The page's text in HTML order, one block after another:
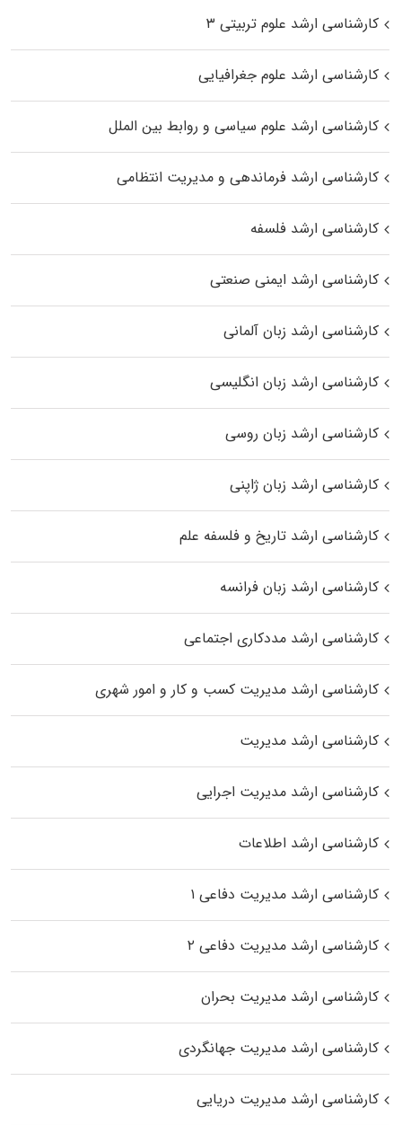
کارشناسی ارشد علوم تربیتی ۳
کارشناسی ارشد علوم جغرافیایی
کارشناسی ارشد علوم سیاسی و روابط بین الملل
کارشناسی ارشد فرماندهی و مدیریت انتظامی
کارشناسی ارشد فلسفه
کارشناسی ارشد ایمنی صنعتی
کارشناسی ارشد زبان آلمانی
کارشناسی ارشد زبان انگلیسی
کارشناسی ارشد زبان روسی
کارشناسی ارشد زبان ژاپنی
کارشناسی ارشد تاریخ و فلسفه علم
کارشناسی ارشد زبان فرانسه
کارشناسی ارشد مددکاری اجتماعی
کارشناسی ارشد مدیریت کسب و کار و امور شهری
کارشناسی ارشد مدیریت
کارشناسی ارشد مدیریت اجرایی
کارشناسی ارشد اطلاعات
کارشناسی ارشد مدیریت دفاعی ۱
کارشناسی ارشد مدیریت دفاعی ۲
کارشناسی ارشد مدیریت بحران
کارشناسی ارشد مدیریت جهانگردی
کارشناسی ارشد مدیریت دریایی